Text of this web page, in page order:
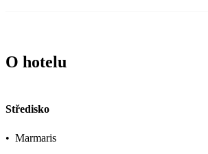
O hotelu
Středisko
• Marmaris